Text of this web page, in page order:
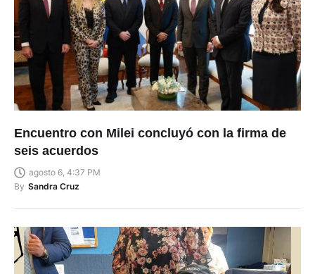
Encuentro con Milei concluyó con la firma de
seis acuerdos
agosto 6, 4:37 PM
By Sandra Cruz